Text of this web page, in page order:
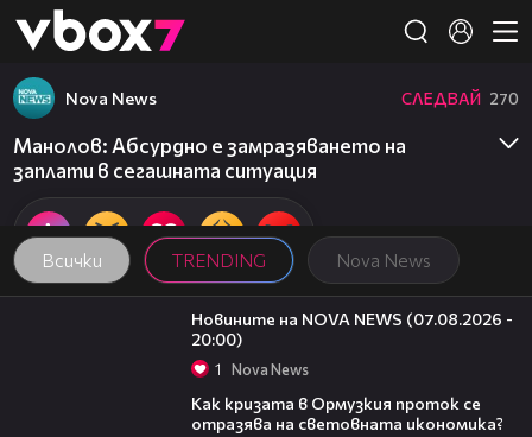
👾
Всички TRENDING Nova News
Nova News СЛЕДВАЙ 270
Манолов: Абсурдно е замразяването на
заплати в сегашната ситуация
22:56
Новините на NOVA NEWS (07.08.2026 -
20:00)
1 Nova News
Как кризата в Ормузкия проток се
отразява на световната икономика?